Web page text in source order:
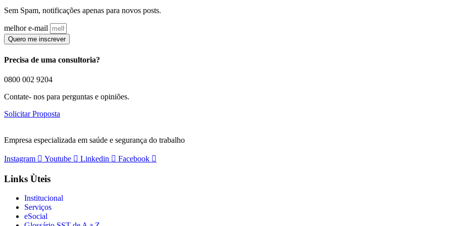
Sem Spam, notificações apenas para novos posts.
melhor e-mail
Quero me inscrever
Precisa de uma consultoria?
0800 002 9204
Contate- nos para perguntas e opiniões.
Solicitar Proposta
Empresa especializada em saúde e segurança do trabalho
Instagram Youtube Linkedin Facebook
Links Ùteis
Institucional
Serviços
eSocial